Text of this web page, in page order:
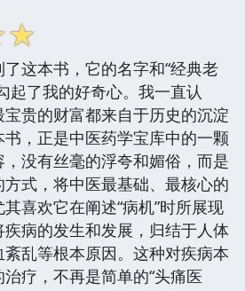
☆
这本书，它的名字和“经典老
起了我的好奇心。我一直认
贵的财富都来自于历史的沉淀
，正是中医药学宝库中的一颗
没有丝毫的浮夸和媚俗，而是
式，将中医最基础、最核心的
喜欢它在阐述“病机”时所展现
病的发生和发展，归结于人体
乱等根本原因。这种对疾病本
疗，不再是简单的“头痛医